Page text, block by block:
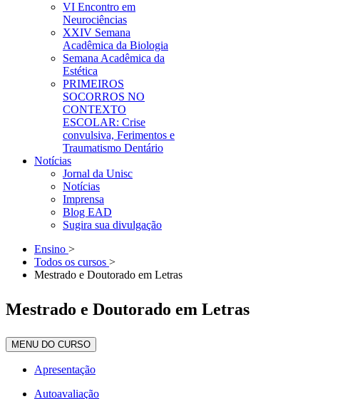
VI Encontro em
Neurociências
XXIV Semana
Acadêmica da Biologia
Semana Acadêmica da
Estética
PRIMEIROS
SOCORROS NO
CONTEXTO
ESCOLAR: Crise
convulsiva, Ferimentos e
Traumatismo Dentário
Notícias
Jornal da Unisc
Notícias
Imprensa
Blog EAD
Sugira sua divulgação
Ensino >
Todos os cursos >
Mestrado e Doutorado em Letras
Mestrado e Doutorado em Letras
MENU DO CURSO
Apresentação
Autoavaliação